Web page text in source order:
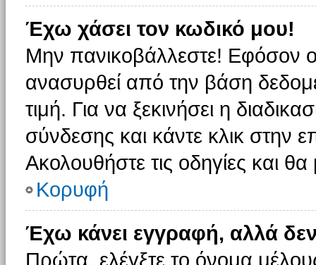
Έχω χάσει τον κωδικό μου!
Μην πανικοβάλλεστε! Εφόσον
ανασυρθεί από την βάση
τιμή. Για να ξεκινήσει η
σύνδεσης και κάντε κλικ στην
Ακολουθήστε τις οδηγίες και
Κορυφή
Έχω κάνει εγγραφή, αλλά
Πρώτα, ελέγξτε το όνομα